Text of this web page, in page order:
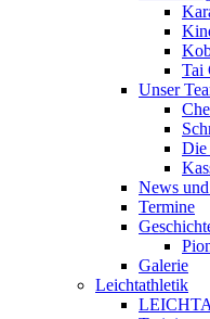
Tai
Unser
Die
News
Termine
Galerie
Leichtathletik